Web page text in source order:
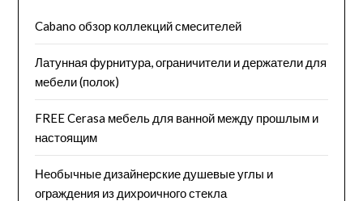
Cabano обзор коллекций смесителей
Латунная фурнитура, ограничители и держатели для
мебели (полок)
FREE Cerasa мебель для ванной между прошлым и
настоящим
Необычные дизайнерские душевые углы и
ограждения из дихроичного стекла